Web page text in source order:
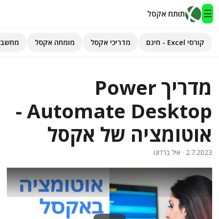
☰ תותח אקסל
קורסי Excel - חינם
מדריכי אקסל
השירותים שלנו
מחשבוני אקסל
פיתוח אפליקציות
חיפוש
קורסי Excel - חינם מדריכי אקסל מומחה אקסל
מדריך Power
Automate Desktop -
אוטומציה של אקסל
2.7.2023 · איל ברדוגו